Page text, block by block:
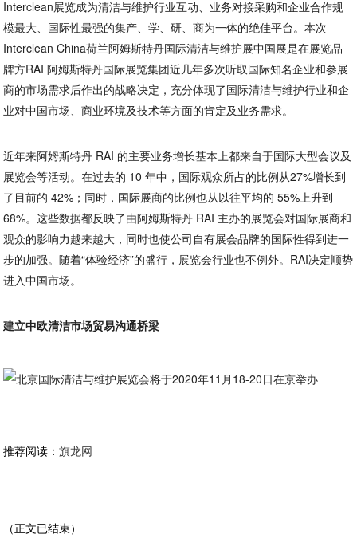
Interclean展览成为清洁与维护行业互动、业务对接采购和企业合作规
模最大、国际性最强的集产、学、研、商为一体的绝佳平台。本次
Interclean China荷兰阿姆斯特丹国际清洁与维护展中国展是在展览品
牌方RAI 阿姆斯特丹国际展览集团近几年多次听取国际知名企业和参展
商的市场需求后作出的战略决定，充分体现了国际清洁与维护行业和企
业对中国市场、商业环境及技术等方面的肯定及业务需求。
近年来阿姆斯特丹 RAI 的主要业务增长基本上都来自于国际大型会议及
展览会等活动。在过去的 10 年中，国际观众所占的比例从27%增长到
了目前的 42%；同时，国际展商的比例也从以往平均的 55%上升到
68%。这些数据都反映了由阿姆斯特丹 RAI 主办的展览会对国际展商和
观众的影响力越来越大，同时也使公司自有展会品牌的国际性得到进一
步的加强。随着“体验经济”的盛行，展览会行业也不例外。RAI决定顺势
进入中国市场。
建立中欧清洁市场贸易沟通桥梁
推荐阅读：旗龙网
（正文已结束）